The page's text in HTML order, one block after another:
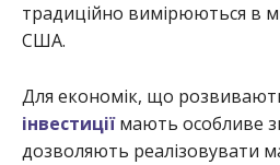
традиційно вимірюються в
США.
Для економік, що
інвестиціїмають особливе
дозволяють реалізовувати